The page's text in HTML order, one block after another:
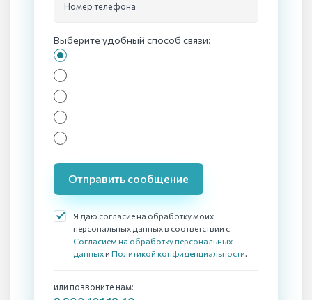
Номер телефона
Выберите удобный способ связи:
Отправить сообщение
Я даю согласие на обработку моих
персональных данных в соответствии с
Согласием на обработку персональных
данных и Политикой конфиденциальности.
или позвоните нам: